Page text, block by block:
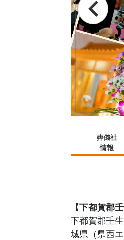
葬儀社
情報
【下都賀郡
下都賀郡壬
城県（県西